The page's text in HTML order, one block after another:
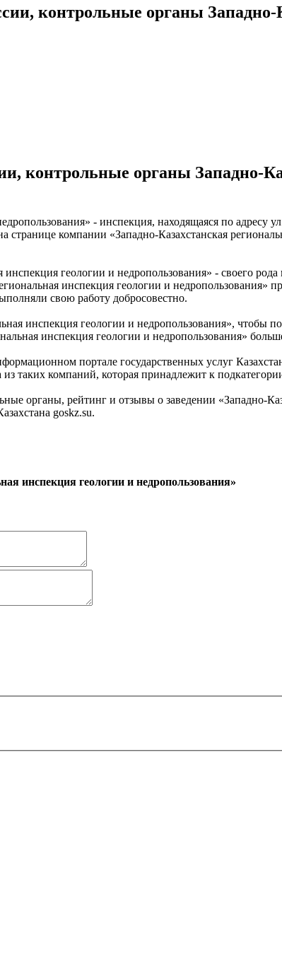
контрольные органы Западно-
контрольные органы Западно-
- инспекция, находящаяся по
компании «Западно-Казахстанская
геологии и недропользования» - своего
инспекция геологии и недропользования»
свою работу добросовестно.
инспекция геологии и недропользования»,
инспекция геологии и недропользования»
портале государственных услуг
таких компаний, которая принадлежит к
органы, рейтинг и отзывы о заведении «Западно-
goskz.su.
инспекция геологии и недропользования»